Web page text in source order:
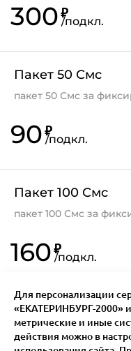
300₽
/подкл.
Пакет 50 Смс
пакет 50 Смс за
90₽
/подкл.
Пакет 100 Смс
пакет 100 Смс за
160₽
/подкл.
Для персонализации
«ЕКАТЕРИНБУРГ-2000»
метрические и иные
действия можно в